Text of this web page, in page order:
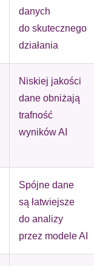
danych
do skutecznego
działania
Niskiej jakości
dane obniżają
trafność
wyników AI
Spójne dane
są łatwiejsze
do analizy
przez modele AI